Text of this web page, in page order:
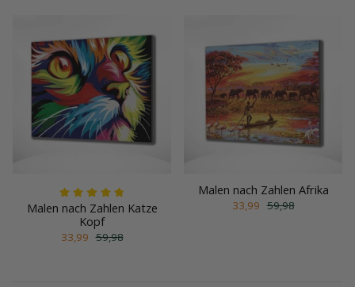
Malen nach Zahlen Katze
Kopf
33,99 59,98
Malen nach Zahlen Afrika
33,99 59,98